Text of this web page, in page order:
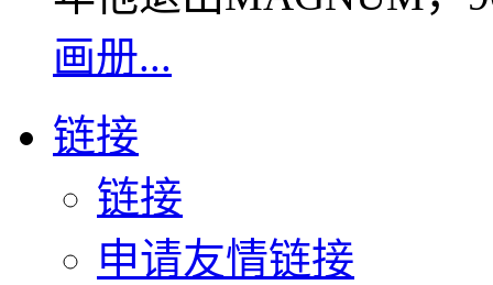
画册...
链接
链接
申请友情链接